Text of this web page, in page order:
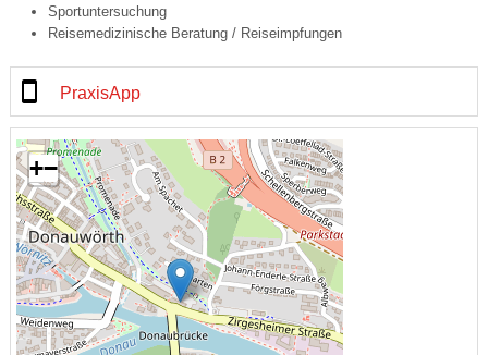
Sportuntersuchung
Reisemedizinische Beratung / Reiseimpfungen
PraxisApp
+−